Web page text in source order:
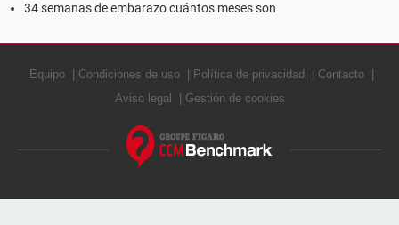
34 semanas de embarazo cuántos meses son
Equipo Condiciones de uso Política de privacidad
Contacto
Aviso legal
Gestión de cookies